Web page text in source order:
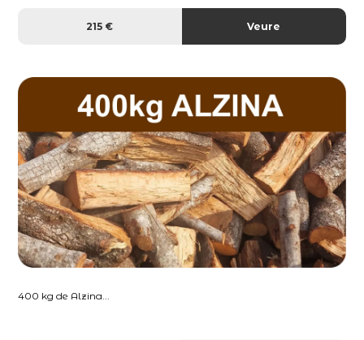
215 € Veure
400 kg de Alzina...